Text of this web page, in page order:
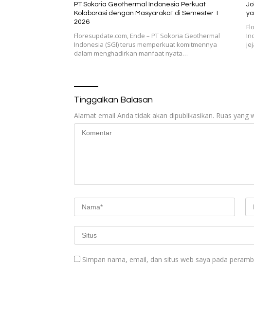
PT Sokoria Geothermal Indonesia Perkuat
Kolaborasi dengan Masyarakat di Semester 1
2026
Floresupdate.com, Ende – PT Sokoria Geothermal
Indonesia (SGI) terus memperkuat komitmennya
dalam menghadirkan manfaat nyata…
Tinggalkan Balasan
Alamat email Anda tidak akan dipublikasikan. Ruas yang
Simpan nama, email, dan situs web saya pada